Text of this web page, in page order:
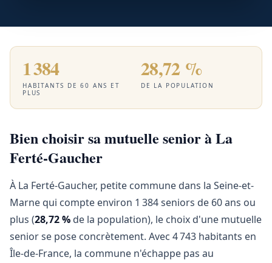
1 384
HABITANTS DE 60 ANS ET
PLUS
28,72 %
DE LA POPULATION
Bien choisir sa mutuelle senior à La
Ferté-Gaucher
À La Ferté-Gaucher, petite commune dans la Seine-et-
Marne qui compte environ 1 384 seniors de 60 ans ou
plus (28,72 % de la population), le choix d'une mutuelle
senior se pose concrètement. Avec 4 743 habitants en
Île-de-France, la commune n'échappe pas au